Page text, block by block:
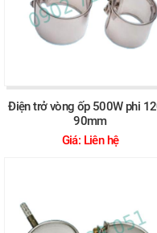
Điện trở vòng ốp 500W phi
90mm
Giá: Liên hệ